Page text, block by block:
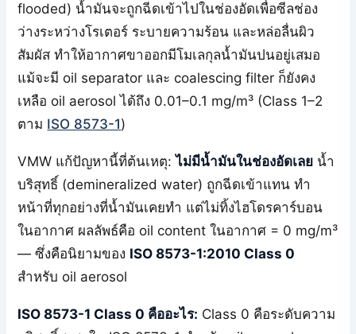
flooded) น้ำมันจะถูกฉีดเข้าไปในช่องอัดเพื่อซีลช่อง
ว่างระหว่างโรเตอร์ ระบายความร้อน และหล่อลื่นผิว
สัมผัส ทำให้อากาศขาออกมีโมเลกุลน้ำมันปนอยู่เสมอ
แม้จะมี oil separator และ coalescing filter ก็ยังคง
เหลือ oil aerosol ได้ถึง 0.01–0.1 mg/m³ (Class 1–2
ตาม ISO 8573-1)
VMW แก้ปัญหานี้ที่ต้นเหตุ:ไม่มีน้ำมันในช่องอัดเลย น้ำ
บริสุทธิ์ (demineralized water) ถูกฉีดเข้าแทน ทำ
หน้าที่ทุกอย่างที่น้ำมันเคยทำ แต่ไม่ทิ้งไฮโดรคาร์บอน
ในอากาศ ผลลัพธ์คือ oil content ในอากาศ = 0 mg/m³
— ซึ่งคือนิยามของ ISO 8573-1:2010 Class 0
สำหรับ oil aerosol
ISO 8573-1 Class 0 คืออะไร: Class 0 คือระดับความ